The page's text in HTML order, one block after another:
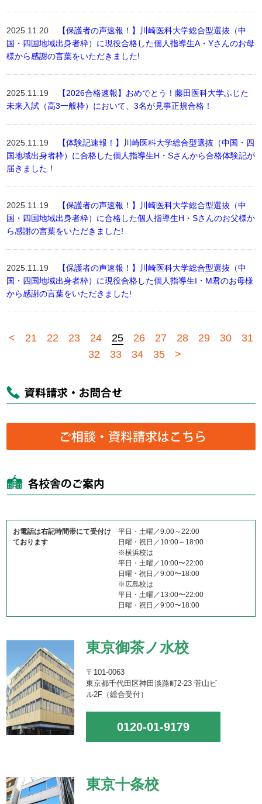
2025.11.20
【保護者の声速報！】川崎医科大学総合型選抜（中
国・四国地域出身者枠）に現役合格した個人指導生A・Yさんのお母
様から感謝の言葉をいただきました!
2025.11.19
【2026合格速報】おめでとう！藤田医科大学ふじた
未来入試（高3一般枠）において、3名が見事正規合格！
2025.11.19
【体験記速報！】川崎医科大学総合型選抜（中国・四
国地域出身者枠）に合格した個人指導生H・Sさんから合格体験記が
届きました！
2025.11.19
【保護者の声速報！】川崎医科大学総合型選抜（中
国・四国地域出身者枠）に合格した個人指導生H・Sさんのお父様か
ら感謝の言葉をいただきました!
2025.11.19
【保護者の声速報！】川崎医科大学総合型選抜（中
国・四国地域出身者枠）に現役合格した個人指導生I・M君のお母様
から感謝の言葉をいただきました!
< 21 22 23 24 25 26 27 28 29 30
31
32
33 34 35 >
お電話は右記時間帯にて受付け
ております
平日・土曜／9:00～22:00
日曜・祝日／10:00～18:00
※横浜校は
平日・土曜／10:00〜22:00
日曜・祝日／9:00〜18:00
※広島校は
平日・土曜／13:00〜22:00
日曜・祝日／9:00〜18:00
東京御茶ノ水校
〒101-0063
東京都千代田区神田淡路町2-23 菅山ビ
ル2F（総合受付）
0120-01-9179
東京十条校